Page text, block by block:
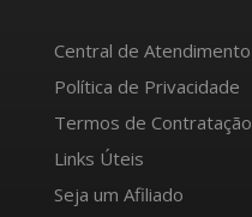
Central de Atendimento
Política de Privacidade
Termos de Contratação
Links Úteis
Seja um Afiliado